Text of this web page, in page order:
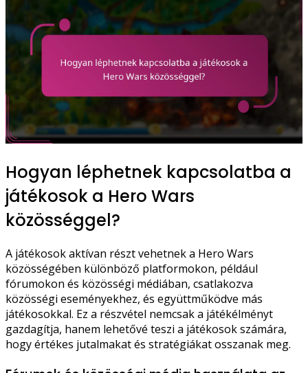
Hogyan léphetnek kapcsolatba a
játékosok a Hero Wars
közösséggel?
A játékosok aktívan részt vehetnek a Hero Wars
közösségében különböző platformokon, például
fórumokon és közösségi médiában, csatlakozva
közösségi eseményekhez, és együttműködve más
játékosokkal. Ez a részvétel nemcsak a játékélményt
gazdagítja, hanem lehetővé teszi a játékosok számára,
hogy értékes jutalmakat és stratégiákat osszanak meg.